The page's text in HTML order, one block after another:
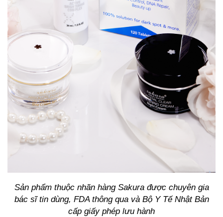
Sản phẩm thuộc nhãn hàng Sakura được chuyên gia
bác sĩ tin dùng, FDA thông qua và Bộ Y Tế Nhật Bản
cấp giấy phép lưu hành